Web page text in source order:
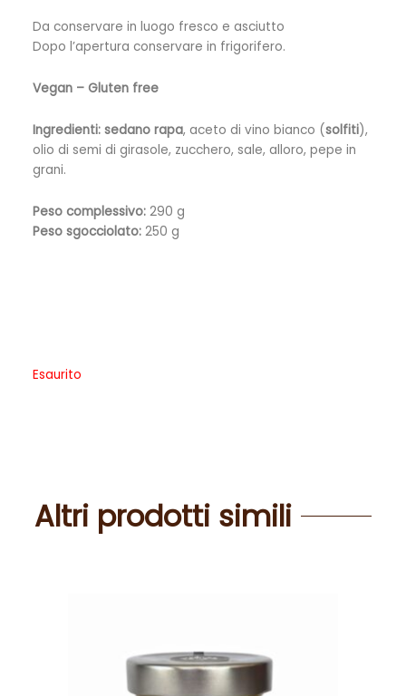
Da conservare in luogo fresco e asciutto
Dopo l’apertura conservare in frigorifero.
Vegan – Gluten free
Ingredienti: sedano rapa, aceto di vino bianco (solfiti),
olio di semi di girasole, zucchero, sale, alloro, pepe in
grani.
Peso complessivo: 290 g
Peso sgocciolato: 250 g
Esaurito
Altri prodotti simili